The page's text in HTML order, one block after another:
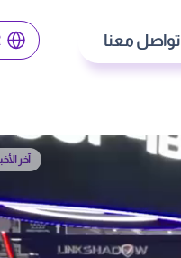
تواصل معنا
آخر